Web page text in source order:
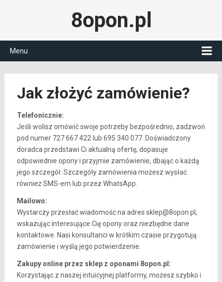
8opon.pl
Menu
Jak złożyć zamówienie?
Telefonicznie:
Jeśli wolisz omówić swoje potrzeby bezpośrednio, zadzwoń
pod numer 727 667 422 lub 695 340 077. Doświadczony
doradca przedstawi Ci aktualną ofertę, dopasuje
odpowiednie opony i przyjmie zamówienie, dbając o każdą
jego szczegół. Szczegóły zamówienia możesz wysłać
również SMS-em lub przez WhatsApp.
Mailowo:
Wystarczy przesłać wiadomość na adres sklep@8opon.pl,
wskazując interesujące Cię opony oraz niezbędne dane
kontaktowe. Nasi konsultanci w krótkim czasie przygotują
zamówienie i wyślą jego potwierdzenie.
Zakupy online przez sklep z oponami 8opon.pl:
Korzystając z naszej intuicyjnej platformy, możesz szybko i